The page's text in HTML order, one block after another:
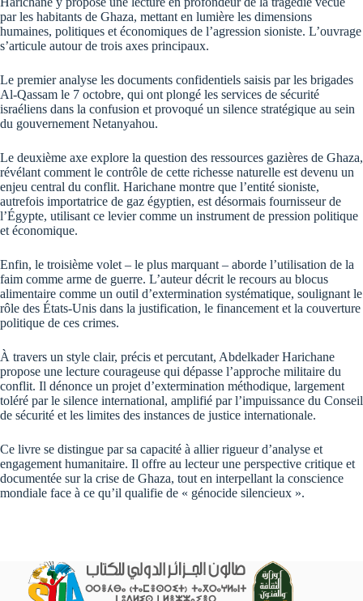
par les habitants de Ghaza, mettant en lumière les dimensions
humaines, politiques et économiques de l’agression sioniste. L’ouvrage
s’articule autour de trois axes principaux.
Le premier analyse les documents confidentiels saisis par les brigades
Al-Qassam le 7 octobre, qui ont plongé les services de sécurité
israéliens dans la confusion et provoqué un silence stratégique au sein
du gouvernement Netanyahou.
Le deuxième axe explore la question des ressources gazières de Ghaza,
révélant comment le contrôle de cette richesse naturelle est devenu un
enjeu central du conflit. Harichane montre que l’entité sioniste,
autrefois importatrice de gaz égyptien, est désormais fournisseur de
l’Égypte, utilisant ce levier comme un instrument de pression politique
et économique.
Enfin, le troisième volet – le plus marquant – aborde l’utilisation de la
faim comme arme de guerre. L’auteur décrit le recours au blocus
alimentaire comme un outil d’extermination systématique, soulignant le
rôle des États-Unis dans la justification, le financement et la couverture
politique de ces crimes.
À travers un style clair, précis et percutant, Abdelkader Harichane
propose une lecture courageuse qui dépasse l’approche militaire du
conflit. Il dénonce un projet d’extermination méthodique, largement
toléré par le silence international, amplifié par l’impuissance du Conseil
de sécurité et les limites des instances de justice internationale.
Ce livre se distingue par sa capacité à allier rigueur d’analyse et
engagement humanitaire. Il offre au lecteur une perspective critique et
documentée sur la crise de Ghaza, tout en interpellant la conscience
mondiale face à ce qu’il qualifie de « génocide silencieux ».